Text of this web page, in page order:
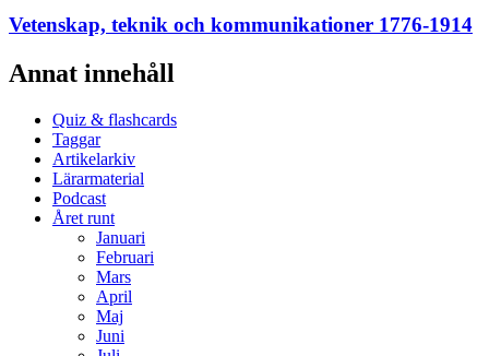
Vetenskap, teknik och kommunikationer 1776-1914
Annat innehåll
Quiz & flashcards
Taggar
Artikelarkiv
Lärarmaterial
Podcast
Året runt
Januari
Februari
Mars
April
Maj
Juni